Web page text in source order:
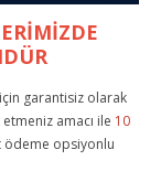
garantisiz olarak
amacı ile 10
ödeme opsiyonlu